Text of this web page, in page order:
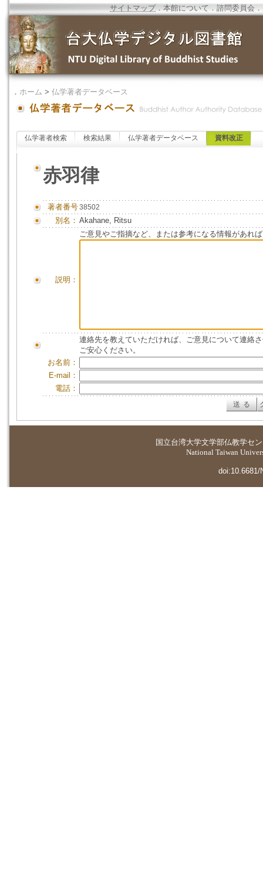
サイトマップ．本館について ．諮問委員会 ．
． ホーム > 仏学著者データベース
仏学著者検索 検索結果 仏学著者データベース 資料改正
赤羽律
著者番号38502
別名： Akahane, Ritsu
説明：
ご意見やご指摘など、または参考になる情報があれ
連絡先を教えていただければ、ご意見について連絡
ご安心ください。
お名前：
E-mail：
電話：
国立台湾大学文学部仏教学セ
National Taiwan
doi:10.6681/